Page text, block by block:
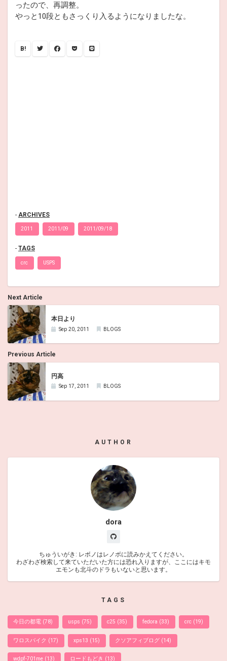
ったので、再調整。
やっと10段ともさっくり入るようになりましたな。
B!
ARCHIVES
2011 2011/09 2011/09/18
TAGS
crc USPS
Next Article
本日より
Sep 20, 2011 BLOGS
Previous Article
円高
Sep 17, 2011 BLOGS
AUTHOR
dora
ちゅういがき: レボノはレノボに読みかえてください。
わざわざ検索して来ていただいた方には恐れ入りますが、ここにはキモ
エモンも北斗のドラもいないと思います。
TAGS
今日の都電 (78) usps (75) c25 (35) fedora (33) crc (19)
ワロスバイク (17) xps13 (15) クソアフィブログ (14)
wdpf-701me (13) ロードもどき (13)